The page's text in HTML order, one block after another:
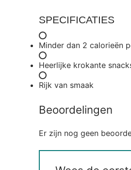
SPECIFICATIES
Minder dan 2 calorieën
Heerlijke krokante
Rijk van smaak
Beoordelingen
Er zijn nog geen